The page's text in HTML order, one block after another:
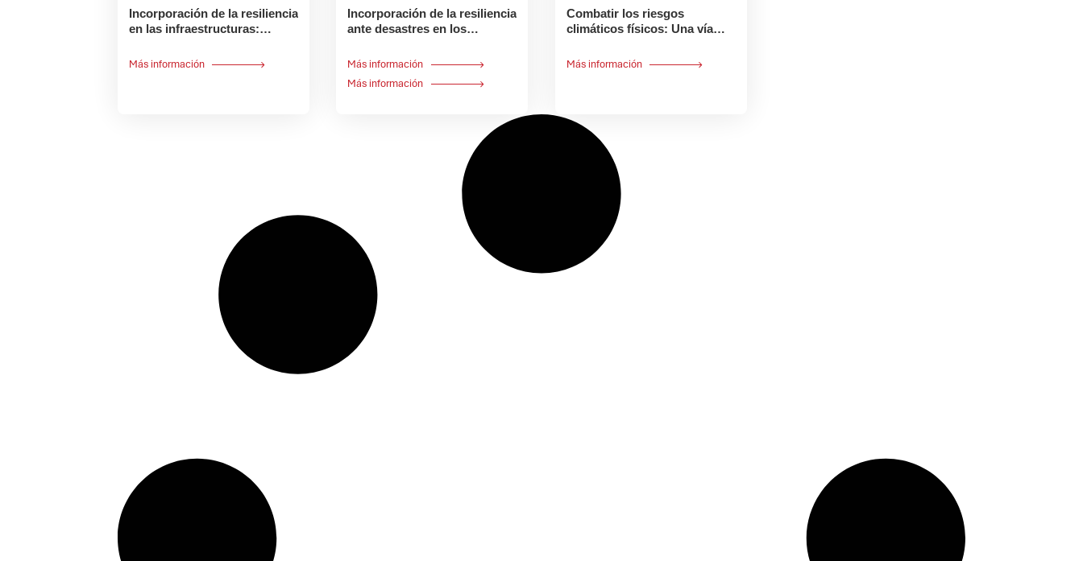
Incorporación de la resiliencia
en las infraestructuras:
Más información
Incorporación de la resiliencia
ante desastres en los
Más información
Más información
Combatir los riesgos
climáticos físicos: Una vía
financieras
Más información